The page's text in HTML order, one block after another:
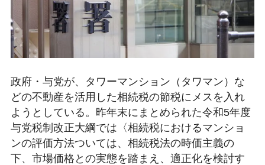
政府・与党が、タワーマンション（タワマン）な
どの不動産を活用した相続税の節税にメスを入れ
ようとしている。昨年末にまとめられた令和5年度
与党税制改正大綱では〈相続税におけるマンショ
ンの評価方法ついては、相続税法の時価主義の
下、市場価格との実態を踏まえ、適正化を検討す